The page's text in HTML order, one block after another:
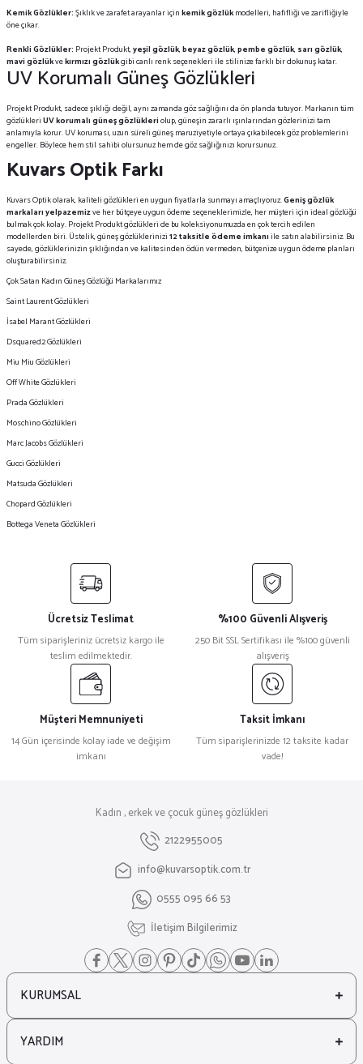
Kemik Gözlükler:Şıklık ve zarafet arayanlar içinkemik gözlükmodelleri, hafifliği ve zarifliğiyle
öne çıkar.
Renkli Gözlükler: Projekt Produkt,yeşil gözlük,beyaz gözlük,pembe gözlük, sarı gözlük,
mavi gözlükvekırmızı gözlükgibi canlı renk seçenekleri ile stilinize farklı bir dokunuş katar.
UV Korumalı Güneş Gözlükleri
Projekt Produkt, sadece şıklığı değil, aynı zamanda göz sağlığını da ön planda tutuyor. Markanın tüm
gözlükleriUV korumalı güneş gözlükleriolup, güneşin zararlı ışınlarından gözlerinizi tam
anlamıyla korur. UV koruması, uzun süreli güneş maruziyetiyle ortaya çıkabilecek göz problemlerini
engeller. Böylece hem stil sahibi olursunuz hem de göz sağlığınızı korursunuz.
Kuvars Optik Farkı
Kuvars Optik olarak, kaliteli gözlükleri en uygun fiyatlarla sunmayı amaçlıyoruz.Geniş gözlük
markaları yelpazemizve her bütçeye uygun ödeme seçeneklerimizle, her müşteri için ideal gözlüğü
bulmak çok kolay. Projekt Produkt gözlükleri de bu koleksiyonumuzda en çok tercih edilen
modellerden biri. Üstelik, güneş gözlüklerinizi12 taksitle ödeme imkanıile satın alabilirsiniz. Bu
sayede, gözlüklerinizin şıklığından ve kalitesinden ödün vermeden, bütçenize uygun ödeme planları
oluşturabilirsiniz.
Çok Satan Kadın Güneş Gözlüğü Markalarımız
Saint Laurent Gözlükleri
İsabel Marant Gözlükleri
Dsquared2 Gözlükleri
Miu Miu Gözlükleri
Off White Gözlükleri
Prada Gözlükleri
Moschino Gözlükleri
Marc Jacobs Gözlükleri
Gucci Gözlükleri
Matsuda Gözlükleri
Chopard Gözlükleri
Bottega Veneta Gözlükleri
Ücretsiz Teslimat
Tüm siparişleriniz ücretsiz kargo ile
teslim edilmektedir.
%100 Güvenli Alışveriş
250 Bit SSL Sertifikası ile %100 güvenli
alışveriş
Müşteri Memnuniyeti
14 Gün içerisinde kolay iade ve değişim
imkanı
Taksit İmkanı
Tüm siparişlerinizde 12 taksite kadar
vade!
Kadın , erkek ve çocuk güneş gözlükleri
2122955005
info@kuvarsoptik.com.tr
0555 095 66 53
İletişim Bilgilerimiz
KURUMSAL
YARDIM